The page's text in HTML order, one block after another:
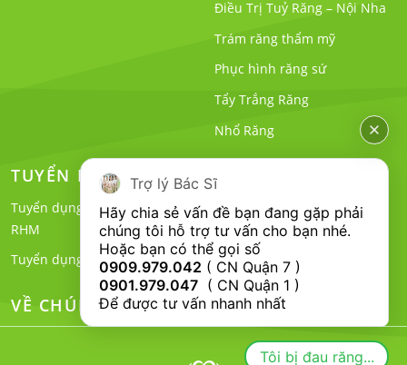
Điều Trị Tuỷ Răng – Nội Nha
Trám răng thẩm mỹ
Phục hình răng sứ
Tẩy Trắng Răng
Nhổ Răng
TUYỂN DỤNG
Tuyển dụng Bác Sĩ Nha Khoa
RHM
Tuyển dụng Phụ Tá Nha Khoa
CHÍNH SÁCH
VỀ CHÚNG TÔI
Trợ lý Bác Sĩ
Hãy chia sẻ vấn đề bạn đang gặp phải
chúng tôi hỗ trợ tư vấn cho bạn nhé.
Hoặc bạn có thể gọi số
0909.979.042
0901.979.047
  ( CN Quận 1 )
Để được tư vấn nhanh nhất
Tôi bị đau răng...